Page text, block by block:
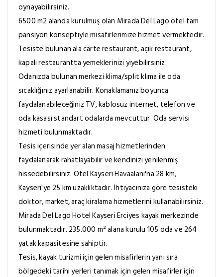
oynayabilirsiniz.
6500 m2 alanda kurulmuş olan Mirada Del Lago otel tam
pansiyon konseptiyle misafirlerimize hizmet vermektedir.
Tesiste bulunan ala carte restaurant, açık restaurant,
kapalı restaurantta yemeklerinizi yiyebilirsiniz.
Odanızda bulunan merkezi klima/split klima ile oda
sıcaklığınız ayarlanabilir. Konaklamanız boyunca
faydalanabileceğiniz TV, kablosuz internet, telefon ve
oda kasası standart odalarda mevcuttur. Oda servisi
hizmeti bulunmaktadır.
Tesis içerisinde yer alan masaj hizmetlerinden
faydalanarak rahatlayabilir ve kendinizi yenilenmiş
hissedebilirsiniz. Otel Kayseri Havaalanı'na 28 km,
Kayseri'ye 25 km uzaklıktadır. İhtiyacınıza göre tesisteki
doktor, market, araç kiralama hizmetlerini kullanabilirsiniz.
Mirada Del Lago Hotel Kayseri Erciyes kayak merkezinde
bulunmaktadır. 235.000 m² alana kurulu 105 oda ve 264
yatak kapasitesine sahiptir.
Tesis, kayak turizmi için gelen misafirlerin yanı sıra
bölgedeki tarihi yerleri tanımak için gelen misafirler için